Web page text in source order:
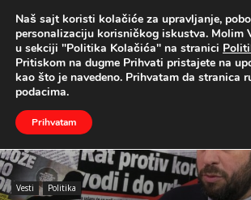
UŽIVO
Naslovna Vesti Politika
Vesti Politika
Naš sajt koristi kolačiće za upravljanje,
personalizaciju korisničkog iskustva. Molim
u sekciji "Politika Kolačića" na stranici
Pritiskom na dugme Prihvati pristajete na
kao što je navedeno. Prihvatam da stranica
podacima.
Prihvatam